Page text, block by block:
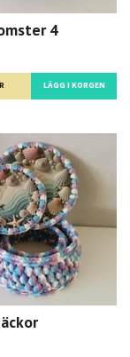
4
LÄGG I KORGEN